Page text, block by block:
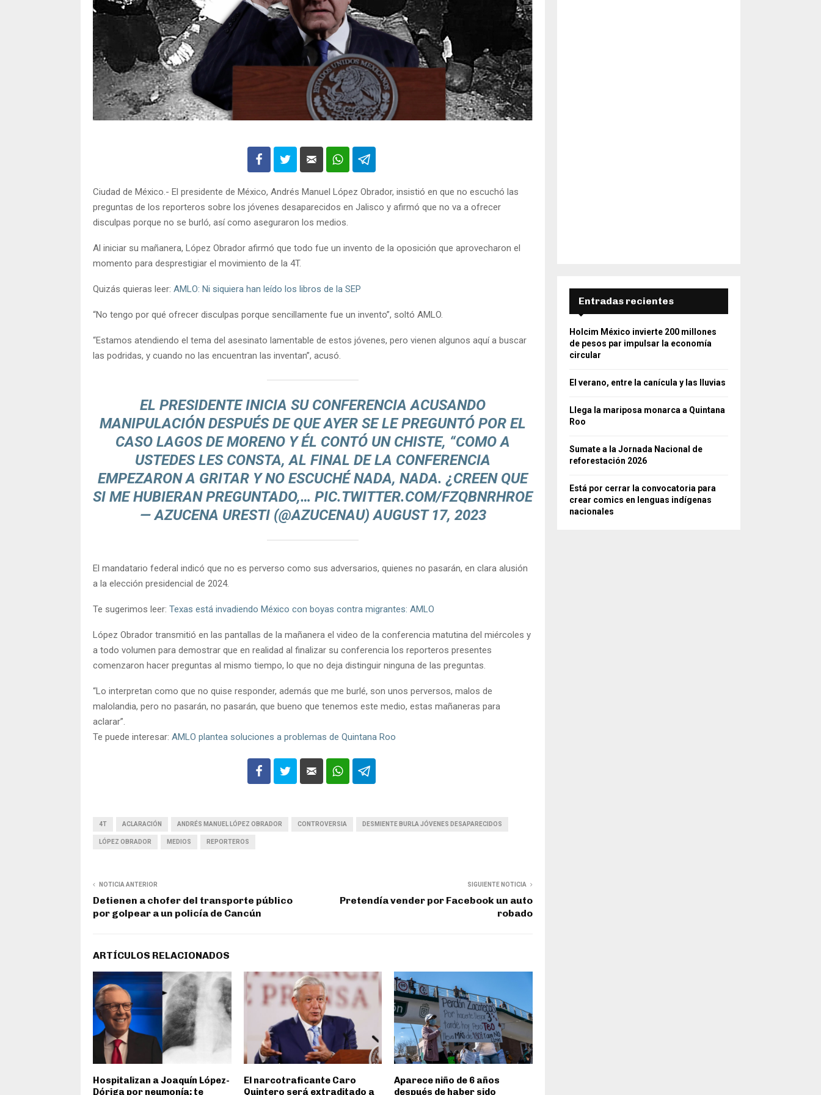
Ciudad de México.- El presidente de México, Andrés Manuel López Obrador, insistió en que no escuchó las
preguntas de los reporteros sobre los jóvenes desaparecidos en Jalisco y afirmó que no va a ofrecer
disculpas porque no se burló, así como aseguraron los medios.
Al iniciar su mañanera, López Obrador afirmó que todo fue un invento de la oposición que aprovecharon el
momento para desprestigiar el movimiento de la 4T.
Quizás quieras leer: AMLO: Ni siquiera han leído los libros de la SEP
“No tengo por qué ofrecer disculpas porque sencillamente fue un invento”, soltó AMLO.
“Estamos atendiendo el tema del asesinato lamentable de estos jóvenes, pero vienen algunos aquí a buscar
las podridas, y cuando no las encuentran las inventan”, acusó.
EL PRESIDENTE INICIA SU CONFERENCIA ACUSANDO
MANIPULACIÓN DESPUÉS DE QUE AYER SE LE PREGUNTÓ POR EL
CASO LAGOS DE MORENO Y ÉL CONTÓ UN CHISTE, “COMO A
USTEDES LES CONSTA, AL FINAL DE LA CONFERENCIA
EMPEZARON A GRITAR Y NO ESCUCHÉ NADA, NADA. ¿CREEN QUE
SI ME HUBIERAN PREGUNTADO,… PIC.TWITTER.COM/FZQBNRHROE
— AZUCENA URESTI (@AZUCENAU)AUGUST 17, 2023
El mandatario federal indicó que no es perverso como sus adversarios, quienes no pasarán, en clara alusión
a la elección presidencial de 2024.
Te sugerimos leer: Texas está invadiendo México con boyas contra migrantes: AMLO
López Obrador transmitió en las pantallas de la mañanera el video de la conferencia matutina del miércoles y
a todo volumen para demostrar que en realidad al finalizar su conferencia los reporteros presentes
comenzaron hacer preguntas al mismo tiempo, lo que no deja distinguir ninguna de las preguntas.
“Lo interpretan como que no quise responder, además que me burlé, son unos perversos, malos de
malolandia, pero no pasarán, no pasarán, que bueno que tenemos este medio, estas mañaneras para
aclarar”.
Te puede interesar: AMLO plantea soluciones a problemas de Quintana Roo
4T ACLARACIÓN ANDRÉS MANUEL LÓPEZ OBRADOR CONTROVERSIA DESMIENTE BURLA JÓVENES DESAPARECIDOS
LÓPEZ OBRADOR MEDIOS REPORTEROS
NOTICIA ANTERIOR
Detienen a chofer del transporte público
por golpear a un policía de Cancún
SIGUIENTE NOTICIA
Pretendía vender por Facebook un auto
robado
ARTÍCULOS RELACIONADOS
Hospitalizan a Joaquín López-
Dóriga por neumonía; te
El narcotraficante Caro
Quintero será extraditado a
Aparece niño de 6 años
después de haber sido
Entradas recientes
Holcim México invierte 200 millones
de pesos par impulsar la economía
circular
El verano, entre la canícula y las lluvias
Llega la mariposa monarca a Quintana
Roo
Sumate a la Jornada Nacional de
reforestación 2026
Está por cerrar la convocatoria para
crear comics en lenguas indígenas
nacionales